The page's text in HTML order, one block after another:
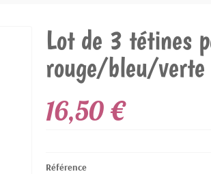
Lot de 3 tétines
rouge/bleu/verte
16,50 €
Référence